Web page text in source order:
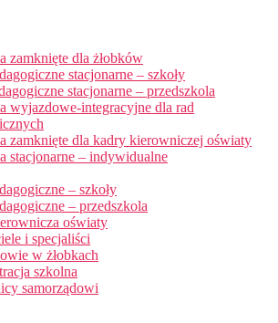
zamknięte dla żłobków
stacjonarne – szkoły
stacjonarne – przedszkola
wyjazdowe-integracyjne dla rad
zamknięte dla kadry kierowniczej oświaty
stacjonarne – indywidualne
– szkoły
– przedszkola
oświaty
i specjaliści
w żłobkach
szkolna
samorządowi